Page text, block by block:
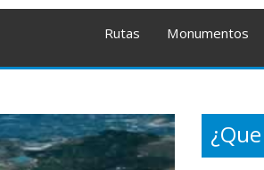
Rutas Monumentos